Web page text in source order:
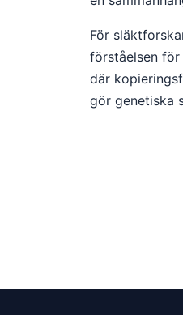
För
förståelsen för
där
gör genetiska